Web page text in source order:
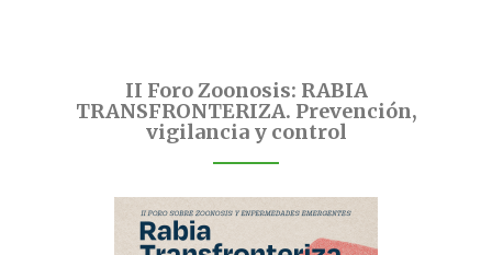
II Foro Zoonosis: RABIA
TRANSFRONTERIZA. Prevención,
vigilancia y control